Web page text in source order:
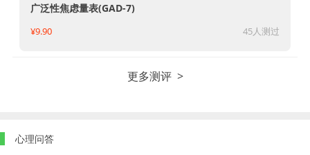
广泛性焦虑量表(GAD-7)
¥9.90 45人测过
更多测评 >
心理问答